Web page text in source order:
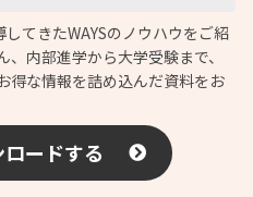
てきたWAYSのノウハウをご紹
内部進学から大学受験まで、
得な情報を詰め込んだ資料をお
ードする